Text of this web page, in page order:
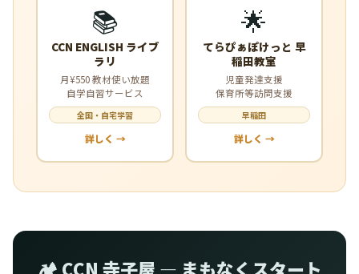
📚
CCN ENGLISH ライブ
ラリ
月¥550 教材使い放題
自学自習サービス
全国・自宅学習
詳しく →
🌟
てらぴぁぽけっと 早
稲田教室
児童発達支援
保育所等訪問支援
早稲田
詳しく →
🏕️ CCN 寺子屋 — まもなくスタート